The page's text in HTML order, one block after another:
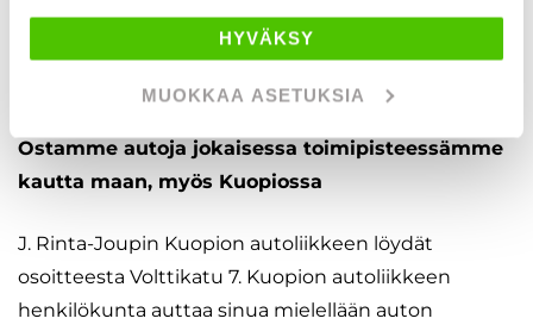
HYVÄKSY
MUOKKAA ASETUKSIA
Meillä voit vaihtaa autosi myös halvempaan
Ostamme autoja jokaisessa toimipisteessämme
kautta maan, myös Kuopiossa
J. Rinta-Joupin Kuopion autoliikkeen löydät
osoitteesta Volttikatu 7. Kuopion autoliikkeen
henkilökunta auttaa sinua mielellään auton